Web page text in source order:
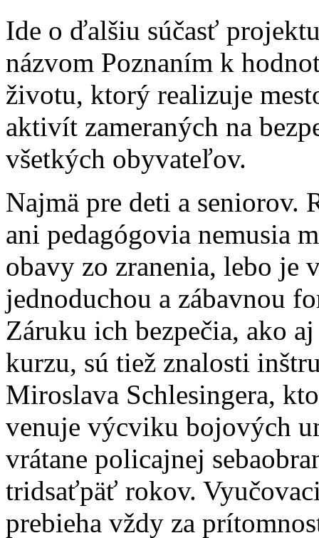
Ide o ďalšiu súčasť
názvom Poznaním k
životu, ktorý realizuje
aktivít zameraných na
všetkých obyvateľov.
Najmä pre deti a seniorov.
ani pedagógovia nemusia
obavy zo zranenia, lebo je
jednoduchou a zábavnou
Záruku ich bezpečia, ako
kurzu, sú tiež znalosti
Miroslava Schlesingera,
venuje výcviku bojových
vrátane policajnej
tridsaťpäť rokov.
prebieha vždy za